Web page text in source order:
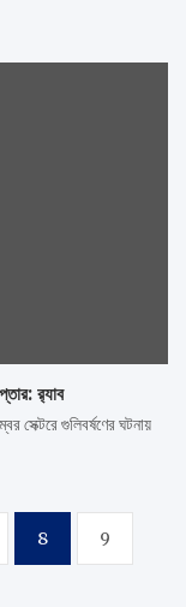
র‍্যাব
সেক্টরে গুলিবর্ষণের ঘটনায়
8 9